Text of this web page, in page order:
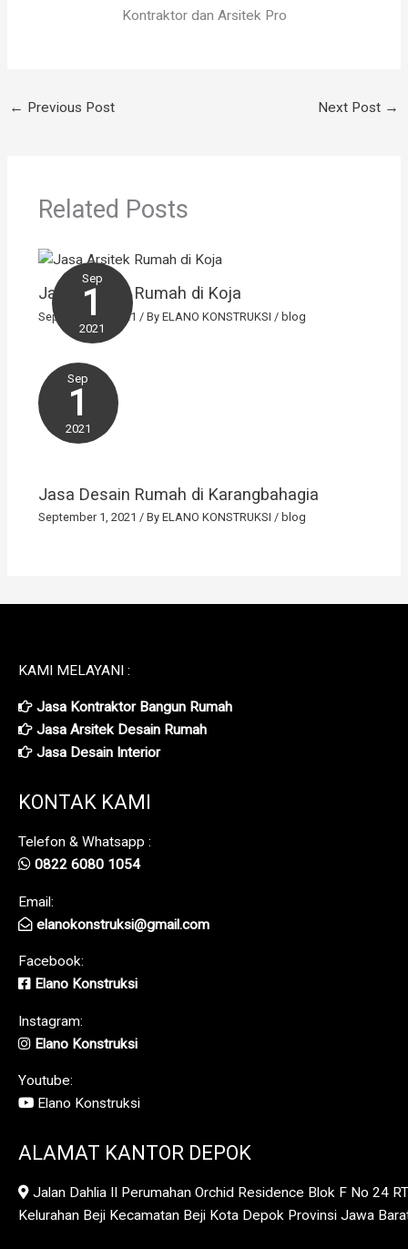
Kontraktor dan Arsitek Pro
← Previous Post Next Post →
Related Posts
Sep
1
2021
Jasa Arsitek Rumah di Koja
September 1, 2021 / By ELANO KONSTRUKSI / blog
Sep
1
2021
Jasa Desain Rumah di Karangbahagia
September 1, 2021 / By ELANO KONSTRUKSI / blog
KAMI MELAYANI :
Jasa Kontraktor Bangun Rumah
Jasa Arsitek Desain Rumah
Jasa Desain Interior
KONTAK KAMI
Telefon & Whatsapp :
0822 6080 1054
Email:
elanokonstruksi@gmail.com
Facebook:
Elano Konstruksi
Instagram:
Elano Konstruksi
Youtube:
Elano Konstruksi
ALAMAT KANTOR DEPOK
Jalan Dahlia II Perumahan Orchid Residence Blok F No 24
Kelurahan Beji Kecamatan Beji Kota Depok Provinsi Jawa